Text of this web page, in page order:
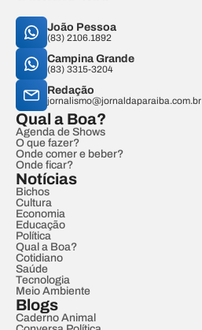
João Pessoa
(83) 2106.1892
Campina Grande
(83) 3315-3204
Redação
jornalismo@jornaldaparaiba.com.br
Qual a Boa?
Agenda de Shows
O que fazer?
Onde comer e beber?
Onde ficar?
Notícias
Bichos
Cultura
Economia
Educação
Política
Qual a Boa?
Cotidiano
Saúde
Tecnologia
Meio Ambiente
Blogs
Caderno Animal